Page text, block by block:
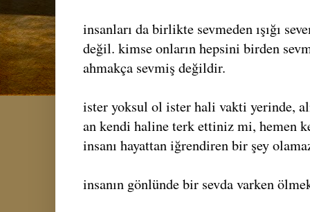
insanları da birlikte sevmeden ışığı
değil. kimse onların hepsini birden
ahmakça sevmiş değildir.
ister yoksul ol ister hali vakti yerinde,
an kendi haline terk ettiniz mi, hemen
insanı hayattan iğrendiren bir şey
insanın gönlünde bir sevda varken